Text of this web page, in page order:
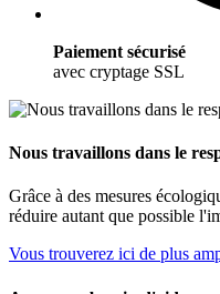
Paiement sécurisé
avec cryptage SSL
Nous travaillons dans le
Grâce à des mesures
réduire autant que possible
Vous trouverez ici de plus